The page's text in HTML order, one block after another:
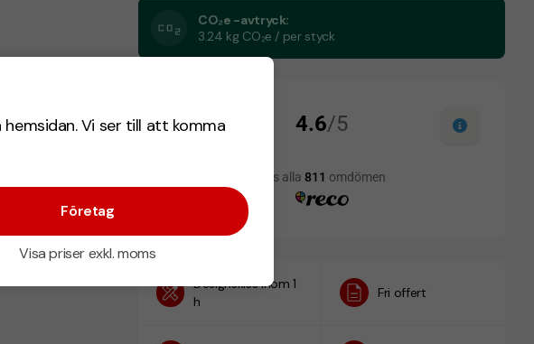
Vi ser till att komma
Företag
Visa priser exkl. moms
CO₂e -avtryck:
3.24 kg CO₂e / per styck
Designskiss inom 1
h
Fri offert